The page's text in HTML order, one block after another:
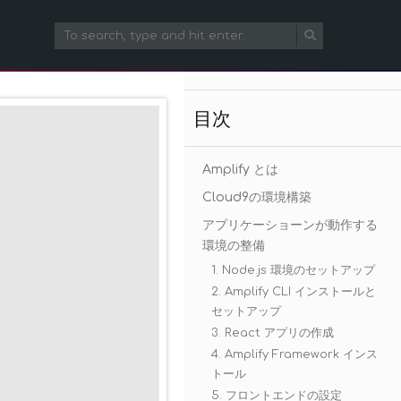
目次
Amplify とは
Cloud9の環境構築
アプリケーショーンが動作する
環境の整備
1. Node.js 環境のセットアップ
2. Amplify CLI インストールと
セットアップ
3. React アプリの作成
4. Amplify Framework インス
トール
5. フロントエンドの設定